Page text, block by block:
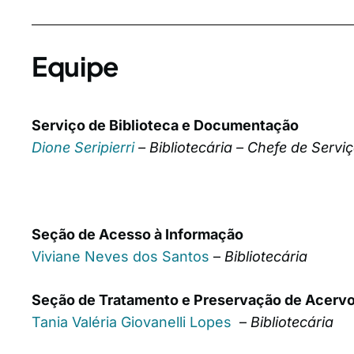
Equipe
Serviço de Biblioteca e Documentação
Dione Seripierri– Bibliotecária – Chefe de
Seção de Acesso à Informação
Viviane Neves dos Santos – Bibliotecária
Seção de Tratamento e Preservação de
Tania Valéria Giovanelli Lopes – Bibliotecária